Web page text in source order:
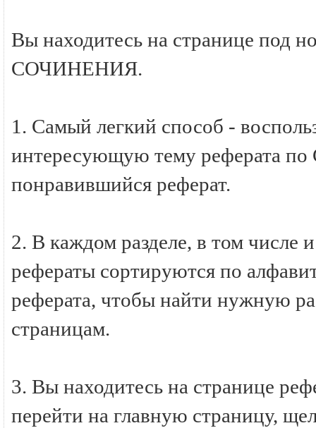
Вы находитесь на странице под
СОЧИНЕНИЯ.
1. Самый легкий способ -
интересующую тему реферата
понравившийся реферат.
2. В каждом разделе, в том
рефераты сортируются по
реферата, чтобы найти нужную
страницам.
3. Вы находитесь на странице
перейти на главную страницу,